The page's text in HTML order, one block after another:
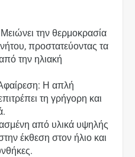
την θερμοκρασία
προστατεύοντας τα
την ηλιακή
Η απλή
τη γρήγορη και
από υλικά υψηλής
έκθεση στον ήλιο και